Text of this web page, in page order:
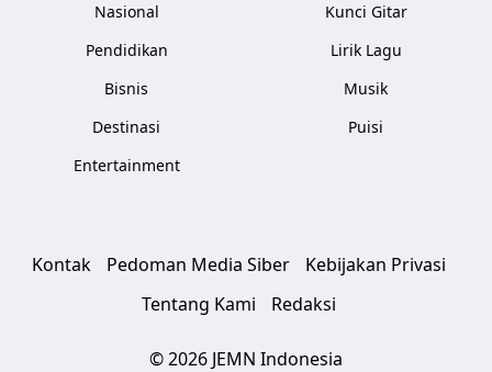
Nasional
Pendidikan
Bisnis
Destinasi
Entertainment
Kunci Gitar
Lirik Lagu
Musik
Puisi
Kontak Pedoman Media Siber
Kebijakan Privasi
Tentang Kami
Redaksi
© 2026 JEMN Indonesia